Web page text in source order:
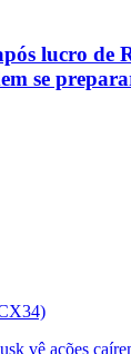
lucro de
se
vê ações